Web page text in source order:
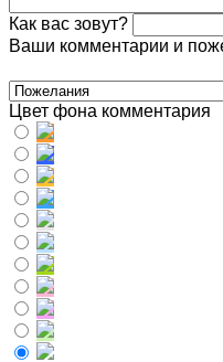
Как вас зовут?
Ваши комментарии и
Цвет фона комментария